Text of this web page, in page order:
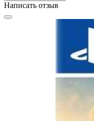
Написать отзыв